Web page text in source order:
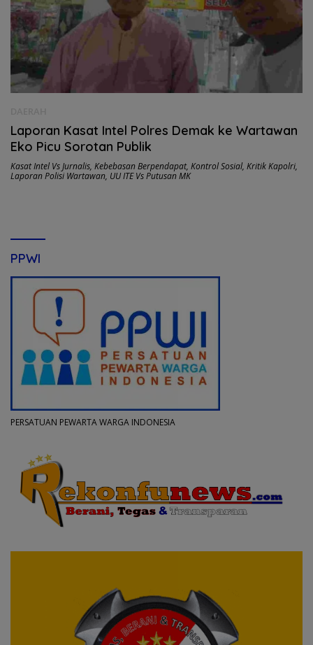
Laporan Kasat Intel Polres Demak ke Wartawan
Eko Picu Sorotan Publik
Kasat Intel Vs Jurnalis, Kebebasan Berpendapat, Kontrol Sosial, Kritik Kapolri,
Laporan Polisi Wartawan, UU ITE Vs Putusan MK
PPWI
PERSATUAN PEWARTA WARGA INDONESIA